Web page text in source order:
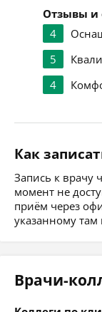
Отзывы и
4
5
4
Как
Запись к врачу
момент не
приём через
указанному
Врачи-